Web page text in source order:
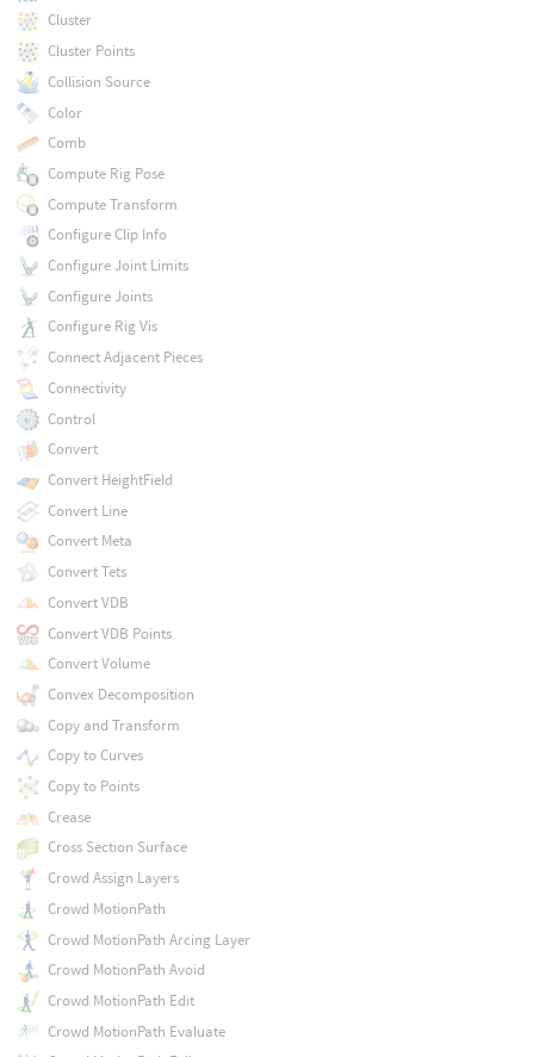
Cluster
Cluster Points
Collision Source
Color
Comb
Compute Rig Pose
Compute Transform
Configure Clip Info
Configure Joint Limits
Configure Joints
Configure Rig Vis
Connect Adjacent Pieces
Connectivity
Control
Convert
Convert HeightField
Convert Line
Convert Meta
Convert Tets
Convert VDB
Convert VDB Points
Convert Volume
Convex Decomposition
Copy and Transform
Copy to Curves
Copy to Points
Crease
Cross Section Surface
Crowd Assign Layers
Crowd MotionPath
Crowd MotionPath Arcing Layer
Crowd MotionPath Avoid
Crowd MotionPath Edit
Crowd MotionPath Evaluate